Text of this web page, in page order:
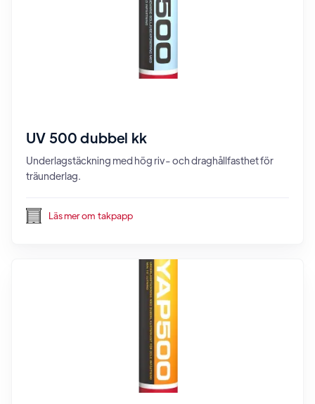
UV 500 dubbel kk
Underlagstäckning med hög riv- och draghållfasthet för
träunderlag.
Läs mer om takpapp